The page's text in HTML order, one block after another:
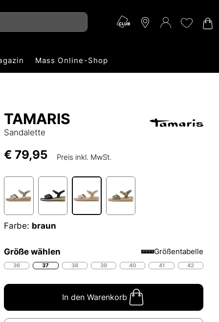
Mass Online-Shop
TAMARIS
Sandalette
€ 79,95 Preis inkl. MwSt.
Farbe: braun
Größe wählen Größentabelle
36 37 38 39 40 41 42
In den Warenkorb